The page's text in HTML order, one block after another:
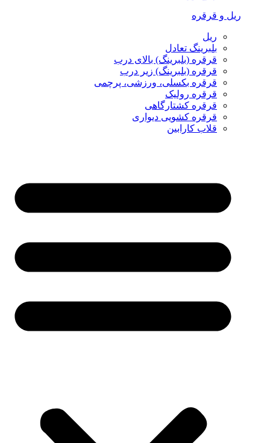
ریل و قرقره
ریل
بلبرینگ تعادل
قرقره (بلبرینگ) بالای درب
قرقره (بلبرینگ) زیر درب
قرقره بکسلی، ورزشی، پرچمی
قرقره رولیک
قرقره کشتارگاهی
قرقره کشویی دیواری
قلاب کارابین